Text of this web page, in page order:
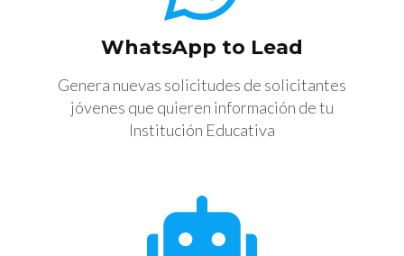
WhatsApp to Lead
Genera nuevas solicitudes de solicitantes
jóvenes que quieren información de tu
Institución Educativa